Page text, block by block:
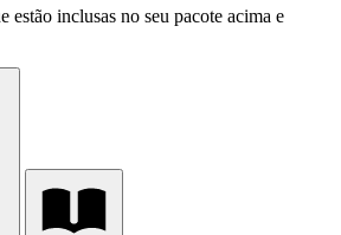
estão inclusas no seu pacote acima e